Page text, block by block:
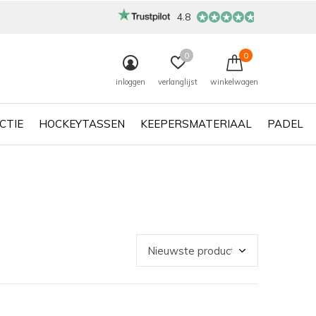
HOCKEYTASSEN KEEPERSMATERIAAL PADEL
inloggen verlanglijst
0
winkelwagen
0
4.8